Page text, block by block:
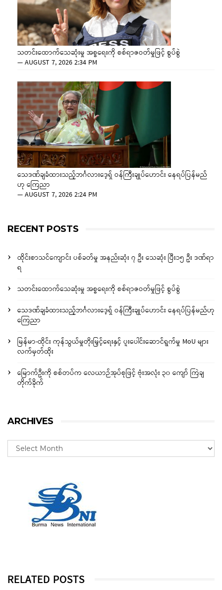
သတင်းထောက်သေဆုံးမှု အစ္စရေးကို စစ်ရာဇဝတ်မှုဖြင့် စွပ်စွဲ
—AUGUST 7, 2026 2:34 PM
သေဒဏ်ချခံထားသည့်ဘင်္ဂလားဒေ့ရှ် ဝန်ကြီးချုပ်ဟောင်း နေရပ်ပြန်မည်
ဟု ကြေညာ
—AUGUST 7, 2026 2:24 PM
RECENT POSTS
ထိုင်းစာသင်ကျောင်း ပစ်ခတ်မှု အနည်းဆုံး ၇ ဦး သေဆုံး ပြီး၁၅ ဦး ဒဏ်ရာ
ရ
သတင်းထောက်သေဆုံးမှု အစ္စရေးကို စစ်ရာဇဝတ်မှုဖြင့် စွပ်စွဲ
သေဒဏ်ချခံထားသည့်ဘင်္ဂလားဒေ့ရှ် ဝန်ကြီးချုပ်ဟောင်း နေရပ်ပြန်မည်ဟု
ကြေညာ
မြန်မာ-ထိုင်း ကုန်သွယ်မှုတိုးမြှင့်ရေးနှင့် ပူးပေါင်းဆောင်ရွက်မှု MoU များ
လက်မှတ်ထိုး
မြောက်ဦးကို စစ်တပ်က လေယာဉ်အုပ်စုဖြင့် ဗုံးအလုံး ၃၀ ကျော် ကြဲချ
တိုက်ခိုက်
ARCHIVES
RELATED POSTS